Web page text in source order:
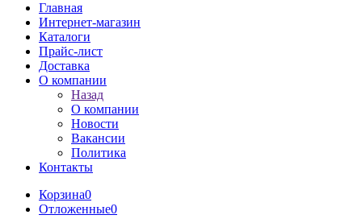
Главная
Интернет-магазин
Каталоги
Прайс-лист
Доставка
О компании
Назад
О компании
Новости
Вакансии
Политика
Контакты
Корзина0
Отложенные0